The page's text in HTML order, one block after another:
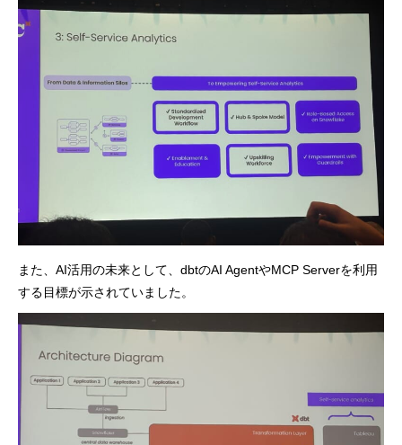
また、AI活用の未来として、dbtのAI AgentやMCP Serverを利用
する目標が示されていました。